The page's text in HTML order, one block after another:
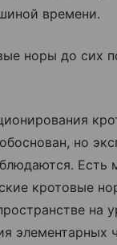
времени.
норы до сих
но
Есть
кротовые
на
элементарных